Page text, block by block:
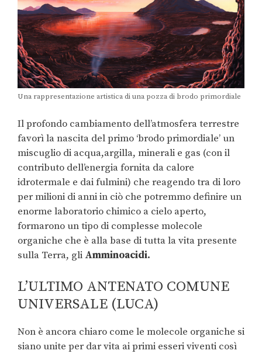
Una rappresentazione artistica di una pozza di brodo primordiale
Il profondo cambiamento dell’atmosfera terrestre
favorì la nascita del primo ‘brodo primordiale’ un
miscuglio di acqua,argilla, minerali e gas (con il
contributo dell’energia fornita da calore
idrotermale e dai fulmini) che reagendo tra di loro
per milioni di anni in ciò che potremmo definire un
enorme laboratorio chimico a cielo aperto,
formarono un tipo di complesse molecole
organiche che è alla base di tutta la vita presente
sulla Terra, gli Amminoacidi.
L’ULTIMO ANTENATO COMUNE
UNIVERSALE (LUCA)
Non è ancora chiaro come le molecole organiche si
siano unite per dar vita ai primi esseri viventi così